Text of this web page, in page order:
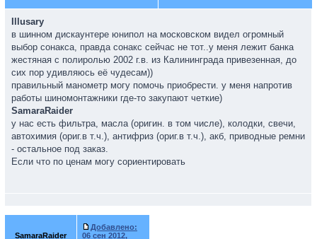
Illusary
в шинном дискаунтере юнипол на московском видел огромный
выбор сонакса, правда сонакс сейчас не тот..у меня лежит банка
жестяная с полиролью 2002 г.в. из Калининграда привезенная, до
сих пор удивляюсь её чудесам))
правильный манометр могу помочь приобрести. у меня напротив
работы шиномонтажники где-то закупают четкие)
SamaraRaider
у нас есть фильтра, масла (оригин. в том числе), колодки, свечи,
автохимия (ориг.в т.ч.), антифриз (ориг.в т.ч.), акб, приводные ремни
- остальное под заказ.
Если что по ценам могу сориентировать
SamaraRaider
Добавлено:
06 сен 2012,